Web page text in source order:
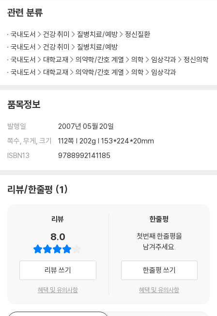
관련 분류
국내도서 건강 취미 질병치료/예방
정신질환
국내도서
건강 취미
질병치료/예방
국내도서
대학교재 의약학/간호 계열 의학 임상각과
정신의학
국내도서
대학교재 의약학/간호 계열 의학 임상각과
품목정보
발행일
2007년 05월 20일
쪽수, 무게, 크기
112쪽 | 202g | 153*224*20mm
ISBN13
9788992141185
리뷰/한줄평 1
리뷰
8.0
리뷰 쓰기
혜택 및 유의사항
한줄평
첫번째 한줄평을
남겨주세요.
한줄평 쓰기
혜택 및 유의사항